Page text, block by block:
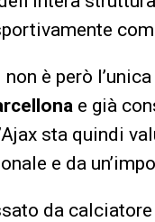
è però
e già
sta quindi
e da
da